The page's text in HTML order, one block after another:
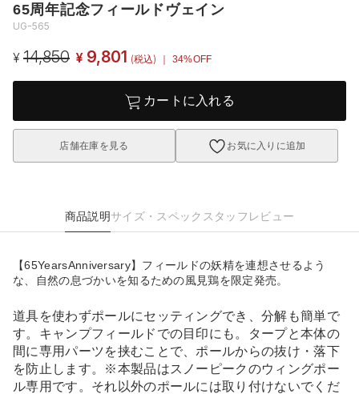
65周年記念フィールドヴェイン
UG-565
¥ 14,850 ¥ 9,801 (税込) ｜ 34%OFF
カートに入れる
店舗在庫を見る お気に入りに追加
商品説明サイズ・スペック スタッフレビュー
【65YearsAnniversary】フィールドの妖精を連想させるよう
な、自然の息づかいを知るための風見鶏を限定発売。
道具を使わずポールにセッティングでき、分解も簡単で
す。キャンプフィールドでの目印にも。タープと本体の
間に専用パーツを挟むことで、ポールからの抜け・落下
を防止します。※本製品はスノーピークのウィングポー
ル専用です。それ以外のポールには取り付けないでくだ